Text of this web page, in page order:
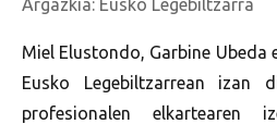
Argazkia: Eusko Legebiltzarra
Miel Elustondo, Garbine Ubeda
Eusko Legebiltzarrean izan
profesionalen elkartearen